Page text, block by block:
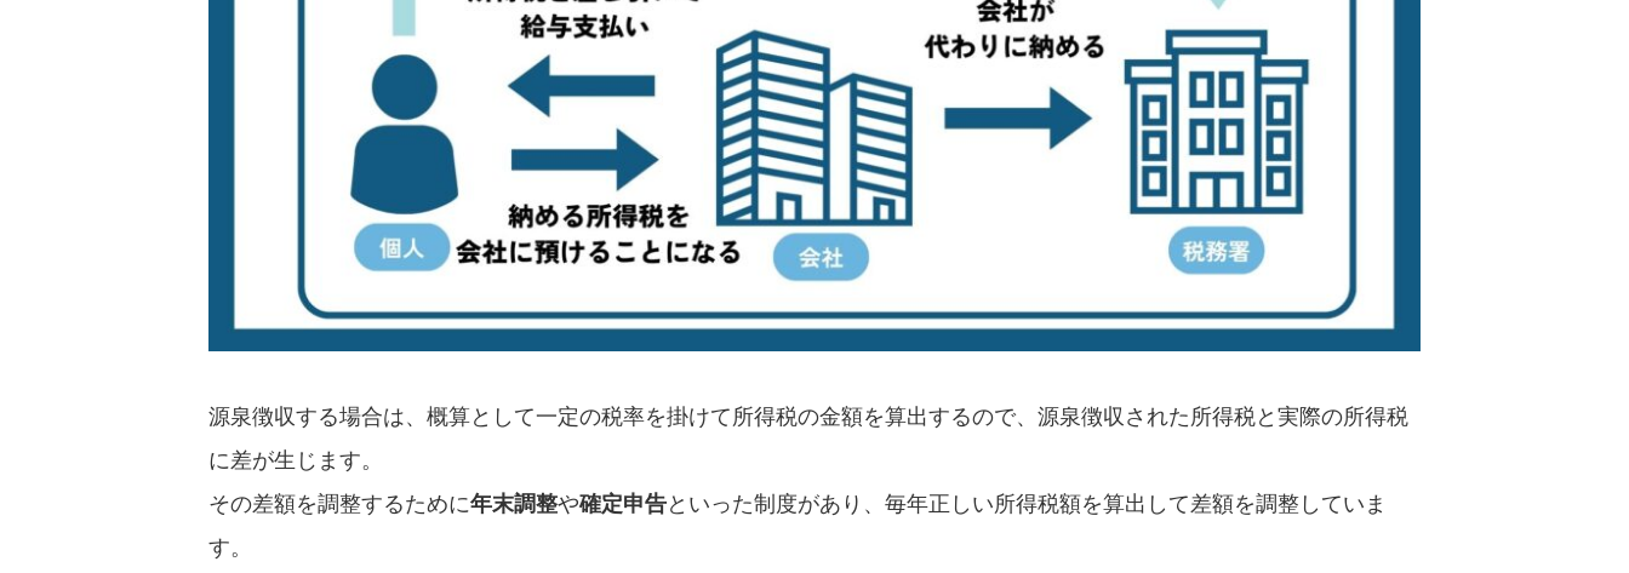
源泉徴収する場合は、概算として一定の税率を掛けて所得税の金額を算出するので、源泉徴収された所得税と実際の所得税
に差が生じます。
その差額を調整するために年末調整や確定申告といった制度があり、毎年正しい所得税額を算出して差額を調整していま
す。